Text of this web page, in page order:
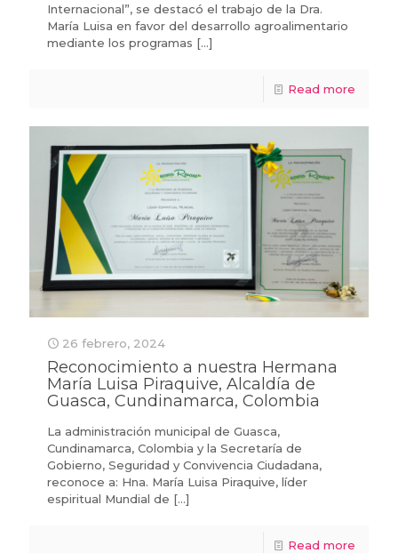
Internacional”, se destacó el trabajo de la Dra.
María Luisa en favor del desarrollo agroalimentario
mediante los programas […]
Read more
26 febrero, 2024
Reconocimiento a nuestra Hermana
María Luisa Piraquive, Alcaldía de
Guasca, Cundinamarca, Colombia
La administración municipal de Guasca,
Cundinamarca, Colombia y la Secretaría de
Gobierno, Seguridad y Convivencia Ciudadana,
reconoce a: Hna. María Luisa Piraquive, líder
espiritual Mundial de […]
Read more